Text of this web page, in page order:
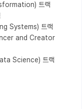
트랙
Systems) 트랙
and Creator
Science) 트랙